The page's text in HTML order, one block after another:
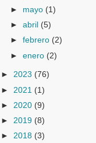
► mayo (1)
►abril (5)
►febrero (2)
►enero (2)
► 2023 (76)
► 2021 (1)
► 2020 (9)
► 2019 (8)
► 2018 (3)